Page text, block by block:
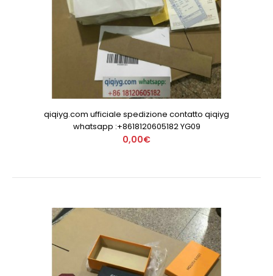
qiqiyg.com ufficiale spedizione contatto qiqiyg
whatsapp :+8618120605182 YG09
0,00€